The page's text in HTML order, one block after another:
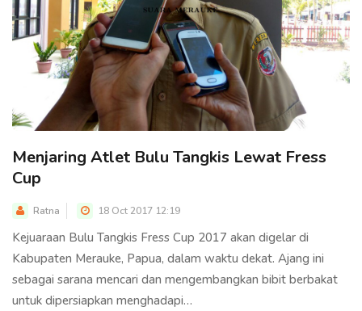
Menjaring Atlet Bulu Tangkis Lewat Fress
Cup
Ratna 18 Oct 2017 12:19
Kejuaraan Bulu Tangkis Fress Cup 2017 akan digelar di
Kabupaten Merauke, Papua, dalam waktu dekat. Ajang ini
sebagai sarana mencari dan mengembangkan bibit berbakat
untuk dipersiapkan menghadapi…